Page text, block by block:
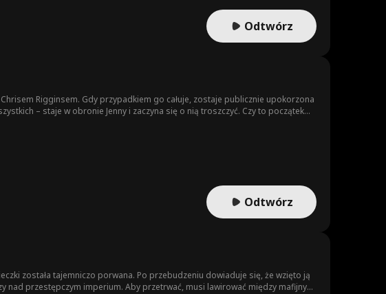
Odtwórz
Rigginsem. Gdy przypadkiem go całuje, zostaje publicznie upokorzona
– staje w obronie Jenny i zaczyna się o nią troszczyć. Czy to początek
Odtwórz
została tajemniczo porwana. Po przebudzeniu dowiaduje się, że wzięto ją
nad przestępczym imperium. Aby przetrwać, musi lawirować między mafijnym